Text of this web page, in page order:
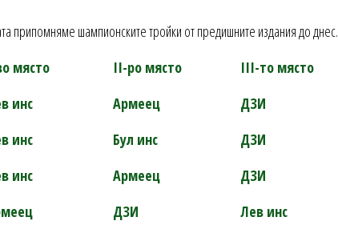
припомняме шампионските тройки от предишните издания до днес.
място ІІ-ро място
ІІІ-то място
инс Армеец
ДЗИ
инс Бул инс
ДЗИ
инс Армеец
ДЗИ
ДЗИ
Лев инс